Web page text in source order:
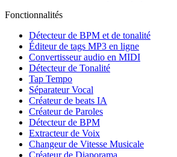
Fonctionnalités
Détecteur de BPM et de tonalité
Éditeur de tags MP3 en ligne
Convertisseur audio en MIDI
Détecteur de Tonalité
Tap Tempo
Séparateur Vocal
Créateur de beats IA
Créateur de Paroles
Détecteur de BPM
Extracteur de Voix
Changeur de Vitesse Musicale
Créateur de Diaporama